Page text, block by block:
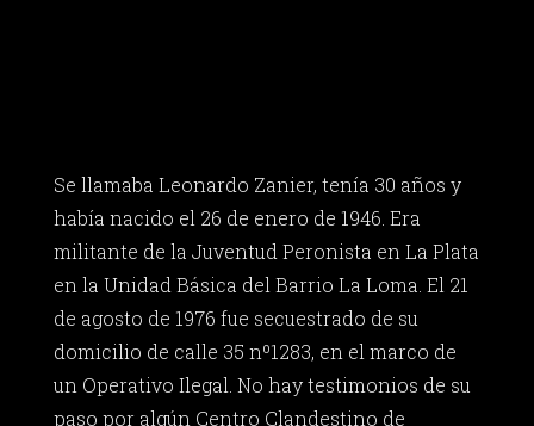
Se llamaba Leonardo Zanier, tenía 30 años y
había nacido el 26 de enero de 1946. Era
militante de la Juventud Peronista en La Plata
en la Unidad Básica del Barrio La Loma. El 21
de agosto de 1976 fue secuestrado de su
domicilio de calle 35 nº1283, en el marco de
un Operativo Ilegal. No hay testimonios de su
paso por algún Centro Clandestino de